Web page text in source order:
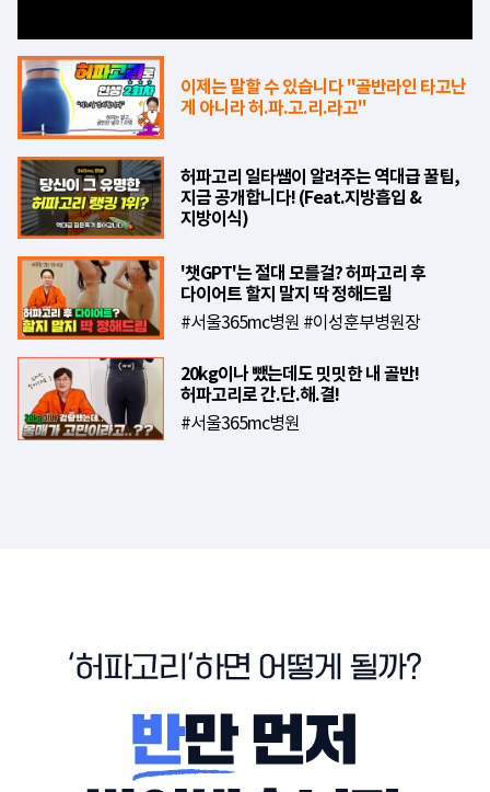
이제는 말할 수 있습니다 "골반라인 타고난
게 아니라 허.파.고.리.라고"
허파고리 일타쌤이 알려주는 역대급 꿀팁,
지금 공개합니다! (Feat.지방흡입 &
지방이식)
'챗GPT'는 절대 모를걸? 허파고리 후
다이어트 할지 말지 딱 정해드림
#서울365mc병원 #이성훈부병원장
20kg이나 뺐는데도 밋밋한 내 골반!
허파고리로 간.단.해.결!
#서울365mc병원